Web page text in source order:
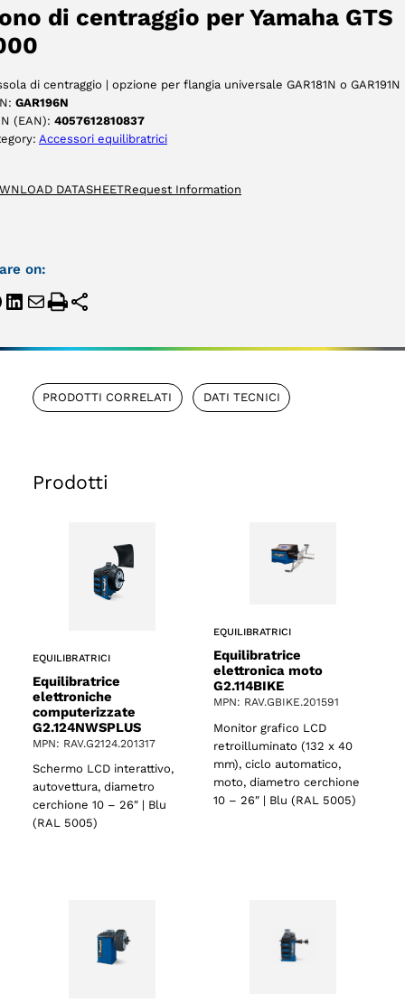
di centraggio per Yamaha GTS
di centraggio | opzione per flangia universale GAR181N o GAR191N
GAR196N
(EAN): 4057612810837
Accessori equilibratrici
DATASHEETRequest Information
on:
PRODOTTI CORRELATI DATI TECNICI
Prodotti
EQUILIBRATRICI
Equilibratrice
elettroniche
computerizzate
G2.124NWSPLUS
MPN: RAV.G2124.201317
Schermo LCD interattivo,
autovettura, diametro
cerchione 10 – 26″ | Blu
(RAL 5005)
EQUILIBRATRICI
Equilibratrice
elettronica moto
G2.114BIKE
MPN: RAV.GBIKE.201591
Monitor grafico LCD
retroilluminato (132 x 40
mm), ciclo automatico,
moto, diametro cerchione
10 – 26″ | Blu (RAL 5005)
ACCETTA